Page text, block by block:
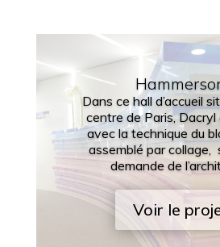
Dans ce hall d’accueil
centre de Paris, Dacryl
avec la technique du
assemblé par collage,
demande de
Voir le